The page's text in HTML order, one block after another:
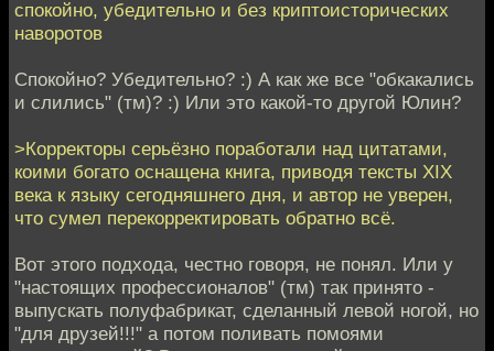
спокойно, убедительно и без криптоисторических
наворотов
Спокойно? Убедительно? :) А как же все "обкакались
и слились" (тм)? :) Или это какой-то другой Юлин?
>Корректоры серьёзно поработали над цитатами,
коими богато оснащена книга, приводя тексты XIX
века к языку сегодняшнего дня, и автор не уверен,
что сумел перекорректировать обратно всё.
Вот этого подхода, честно говоря, не понял. Или у
"настоящих профессионалов" (тм) так принято -
выпускать полуфабрикат, сделанный левой ногой, но
"для друзей!!!" а потом поливать помоями